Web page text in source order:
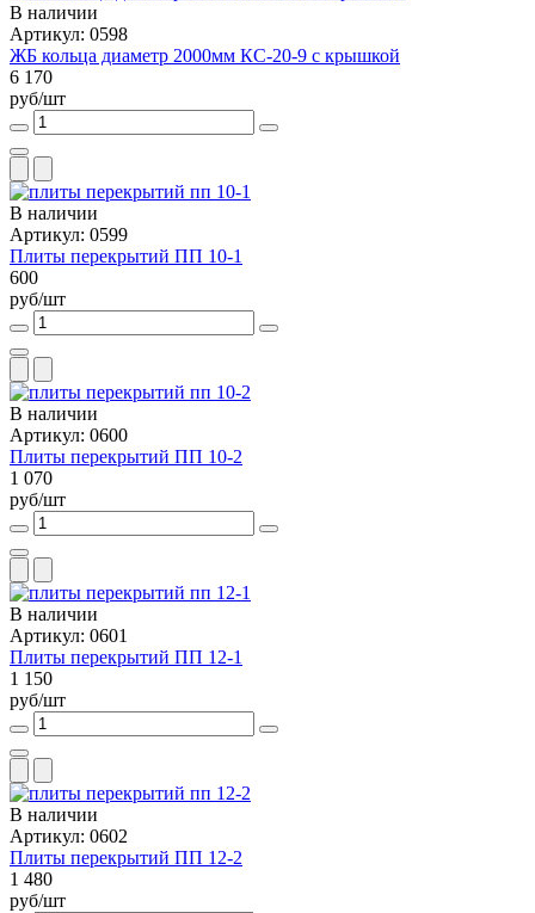
В наличии
Артикул: 0598
ЖБ кольца диаметр 2000мм КС-20-9 с крышкой
6 170
руб/шт
В наличии
Артикул: 0599
Плиты перекрытий ПП 10-1
600
руб/шт
В наличии
Артикул: 0600
Плиты перекрытий ПП 10-2
1 070
руб/шт
В наличии
Артикул: 0601
Плиты перекрытий ПП 12-1
1 150
руб/шт
В наличии
Артикул: 0602
Плиты перекрытий ПП 12-2
1 480
руб/шт